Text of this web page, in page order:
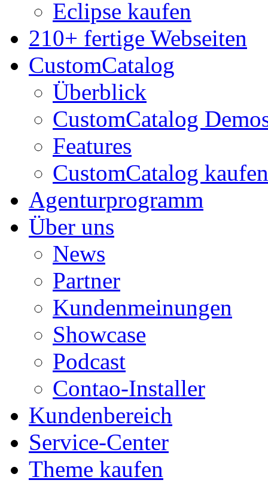
Eclipse kaufen
210+ fertige Webseiten
CustomCatalog
Überblick
CustomCatalog
Features
CustomCatalog kaufen
Agenturprogramm
Über uns
News
Partner
Kundenmeinungen
Showcase
Podcast
Contao-Installer
Kundenbereich
Service-Center
Theme kaufen